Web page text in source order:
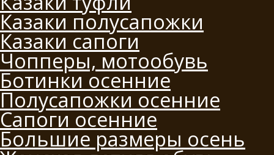
Казаки полусапожки
Казаки сапоги
Чопперы, мотообувь
Ботинки осенние
Полусапожки осенние
Сапоги осенние
Большие размеры осень